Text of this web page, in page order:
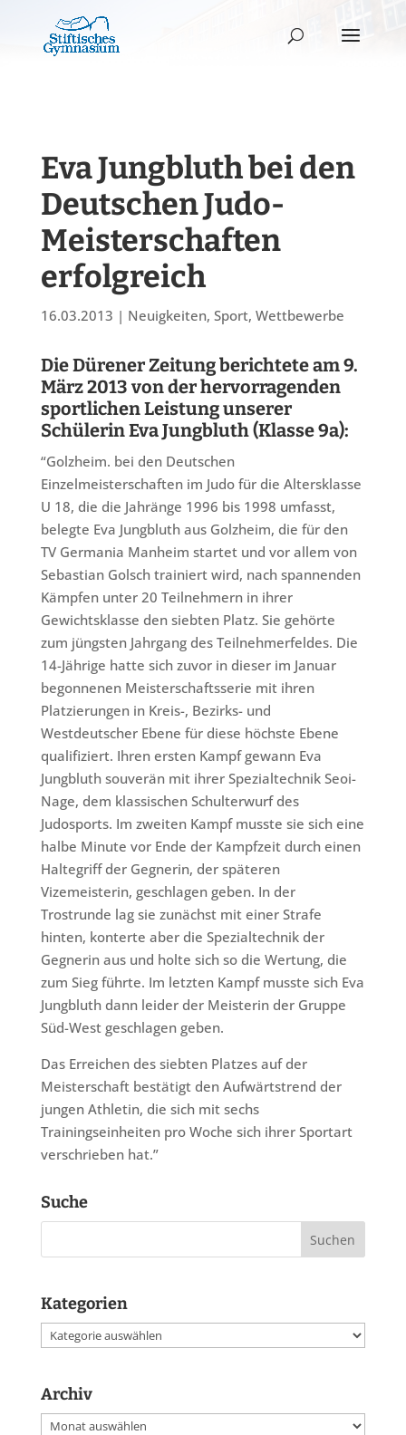
Eva Jungbluth bei den
Deutschen Judo-
Meisterschaften
erfolgreich
16.03.2013 | Neuigkeiten, Sport, Wettbewerbe
Die Dürener Zeitung berichtete am 9.
März 2013 von der hervorragenden
sportlichen Leistung unserer
Schülerin Eva Jungbluth (Klasse 9a):
“Golzheim. bei den Deutschen
Einzelmeisterschaften im Judo für die Altersklasse
U 18, die die Jahränge 1996 bis 1998 umfasst,
belegte Eva Jungbluth aus Golzheim, die für den
TV Germania Manheim startet und vor allem von
Sebastian Golsch trainiert wird, nach spannenden
Kämpfen unter 20 Teilnehmern in ihrer
Gewichtsklasse den siebten Platz. Sie gehörte
zum jüngsten Jahrgang des Teilnehmerfeldes. Die
14-Jährige hatte sich zuvor in dieser im Januar
begonnenen Meisterschaftsserie mit ihren
Platzierungen in Kreis-, Bezirks- und
Westdeutscher Ebene für diese höchste Ebene
qualifiziert. Ihren ersten Kampf gewann Eva
Jungbluth souverän mit ihrer Spezialtechnik Seoi-
Nage, dem klassischen Schulterwurf des
Judosports. Im zweiten Kampf musste sie sich eine
halbe Minute vor Ende der Kampfzeit durch einen
Haltegriff der Gegnerin, der späteren
Vizemeisterin, geschlagen geben. In der
Trostrunde lag sie zunächst mit einer Strafe
hinten, konterte aber die Spezialtechnik der
Gegnerin aus und holte sich so die Wertung, die
zum Sieg führte. Im letzten Kampf musste sich Eva
Jungbluth dann leider der Meisterin der Gruppe
Süd-West geschlagen geben.
Das Erreichen des siebten Platzes auf der
Meisterschaft bestätigt den Aufwärtstrend der
jungen Athletin, die sich mit sechs
Trainingseinheiten pro Woche sich ihrer Sportart
verschrieben hat.”
Suche
Kategorien
Kategorien
Archiv
Archiv